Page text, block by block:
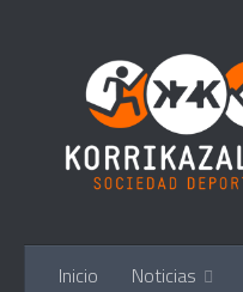
Inicio Noticias